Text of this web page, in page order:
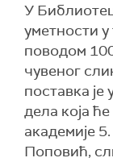
У
уметности
поводом
чувеног
поставка
дела која
академије
Поповић,